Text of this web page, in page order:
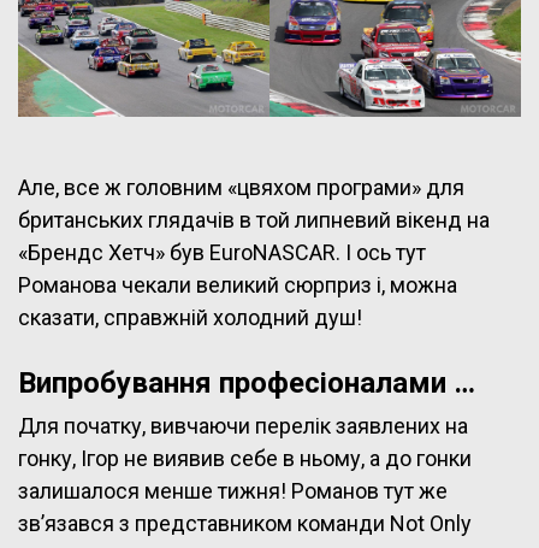
Але, все ж головним «цвяхом програми» для
британських глядачів в той липневий вікенд на
«Брендс Хетч» був EuroNASCAR. І ось тут
Романова чекали великий сюрприз і, можна
сказати, справжній холодний душ!
Випробування професіоналами …
Для початку, вивчаючи перелік заявлених на
гонку, Ігор не виявив себе в ньому, а до гонки
залишалося менше тижня! Романов тут же
зв’язався з представником команди Not Only